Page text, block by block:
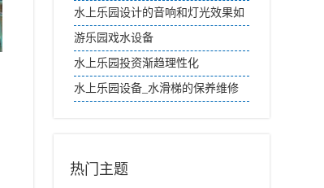
盛宴
水上乐园设计的音响和灯光效果如
何提升氛围？
游乐园戏水设备
水上乐园投资渐趋理性化
水上乐园设备_水滑梯的保养维修
热门主题